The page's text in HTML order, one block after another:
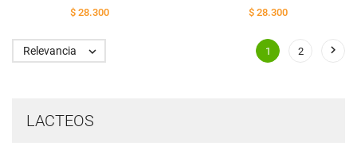
LACTEOS
$ 28.300
$ 28.300
Relevancia  1 2 